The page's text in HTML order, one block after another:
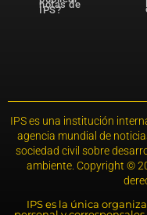
notas de
IPS?
IPS es una institución
agencia mundial de
sociedad civil sobre
ambiente. Copyright ©
IPS es la única